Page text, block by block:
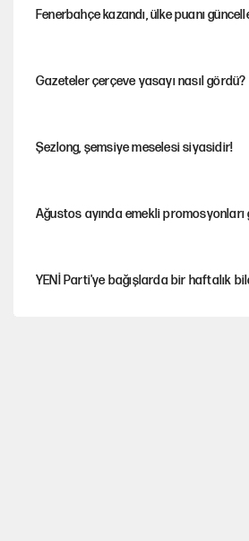
Fenerbahçe kazandı, ülke puanı
Gazeteler çerçeve yasayı nasıl gördü?
Şezlong, şemsiye meselesi siyasidir!
Ağustos ayında emekli promosyonları
YENİ Parti'ye bağışlarda bir haftalık